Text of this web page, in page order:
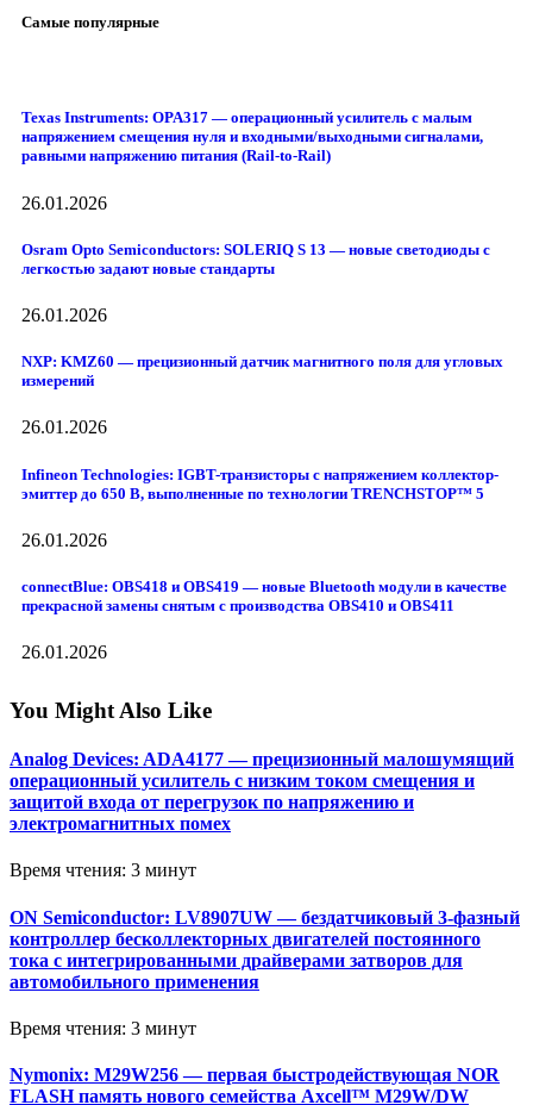
Самые популярные
Texas Instruments: OPA317 — операционный усилитель с малым
напряжением смещения нуля и входными/выходными сигналами,
равными напряжению питания (Rail-to-Rail)
26.01.2026
Osram Opto Semiconductors: SOLERIQ S 13 — новые светодиоды с
легкостью задают новые стандарты
26.01.2026
NXP: KMZ60 — прецизионный датчик магнитного поля для угловых
измерений
26.01.2026
Infineon Technologies: IGBT-транзисторы с напряжением коллектор-
эмиттер до 650 В, выполненные по технологии TRENCHSTOP™ 5
26.01.2026
connectBlue: OBS418 и OBS419 — новые Bluetooth модули в качестве
прекрасной замены снятым с производства OBS410 и OBS411
26.01.2026
You Might Also Like
Analog Devices: ADA4177 — прецизионный малошумящий
операционный усилитель с низким током смещения и
защитой входа от перегрузок по напряжению и
электромагнитных помех
Время чтения: 3 минут
ON Semiconductor: LV8907UW — бездатчиковый 3-фазный
контроллер бесколлекторных двигателей постоянного
тока с интегрированными драйверами затворов для
автомобильного применения
Время чтения: 3 минут
Nymonix: M29W256 — первая быстродействующая NOR
FLASH память нового семейства Axcell™ M29W/DW